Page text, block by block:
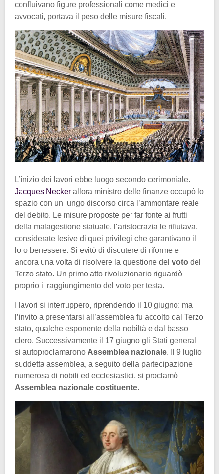
confluivano figure professionali come medici e
avvocati, portava il peso delle misure fiscali.
L’inizio dei lavori ebbe luogo secondo cerimoniale.
Jacques Necker allora ministro delle finanze occupò lo
spazio con un lungo discorso circa l’ammontare reale
del debito. Le misure proposte per far fonte ai frutti
della malagestione statuale, l’aristocrazia le rifiutava,
considerate lesive di quei privilegi che garantivano il
loro benessere. Si evitò di discutere di riforme e
ancora una volta di risolvere la questione del voto del
Terzo stato. Un primo atto rivoluzionario riguardò
proprio il raggiungimento del voto per testa.
I lavori si interruppero, riprendendo il 10 giugno: ma
l’invito a presentarsi all’assemblea fu accolto dal Terzo
stato, qualche esponente della nobiltà e dal basso
clero. Successivamente il 17 giugno gli Stati generali
si autoproclamarono Assemblea nazionale. Il 9 luglio
suddetta assemblea, a seguito della partecipazione
numerosa di nobili ed ecclesiastici, si proclamò
Assemblea nazionale costituente.